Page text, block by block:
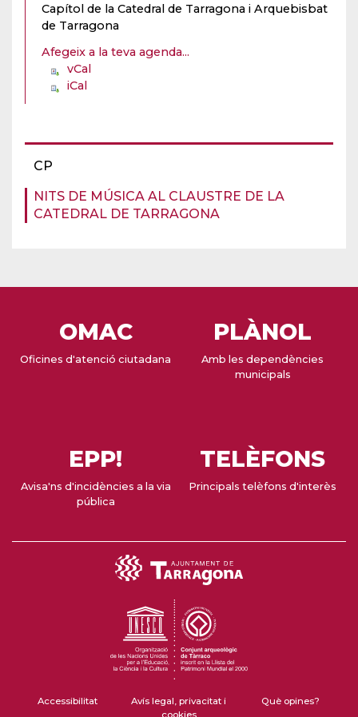
CP
NITS DE MÚSICA AL CLAUSTRE DE LA
CATEDRAL DE TARRAGONA
Capítol de la Catedral de Tarragona i Arquebisbat
de Tarragona
Afegeix a la teva agenda...
vCal
iCal
OMAC
Oficines d'atenció ciutadana
PLÀNOL
Amb les dependències
municipals
EPP!
Avisa'ns d'incidències a la via
pública
TELÈFONS
Principals telèfons d'interès
Accessibilitat
Avís legal, privacitat i
cookies
Què opines?